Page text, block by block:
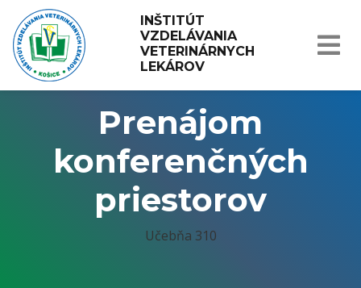
INŠTITÚT
VZDELÁVANIA
VETERINÁRNYCH
LEKÁROV
Prenájom
konferenčných
priestorov
Učebňa 310